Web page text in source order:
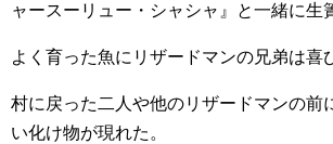
ャースーリュー・シャシャ』と一緒に生
よく育った魚にリザードマンの兄弟は喜
村に戻った二人や他のリザードマンの前
い化け物が現れた。